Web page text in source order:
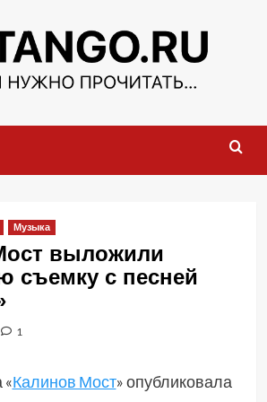
Музыка
выложили
с песней
1
«Калинов Мост» опубликовала